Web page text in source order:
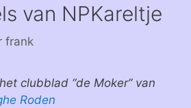
van NPKareltje
frank
clubblad “de Moker” van
Roden